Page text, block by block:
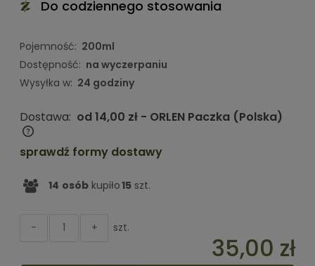
Do codziennego stosowania
Pojemność: 200ml
Dostępność: na wyczerpaniu
Wysyłka w: 24 godziny
Dostawa: od 14,00 zł - ORLEN Paczka (Polska)
Cena nie zawiera ewentualnych kosztów płatności
sprawdź formy dostawy
14 osób kupiło15 szt.
+
- szt.
35,00 zł